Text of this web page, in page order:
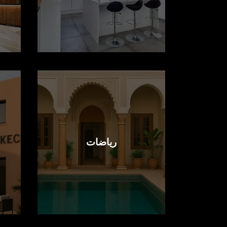
رياضات